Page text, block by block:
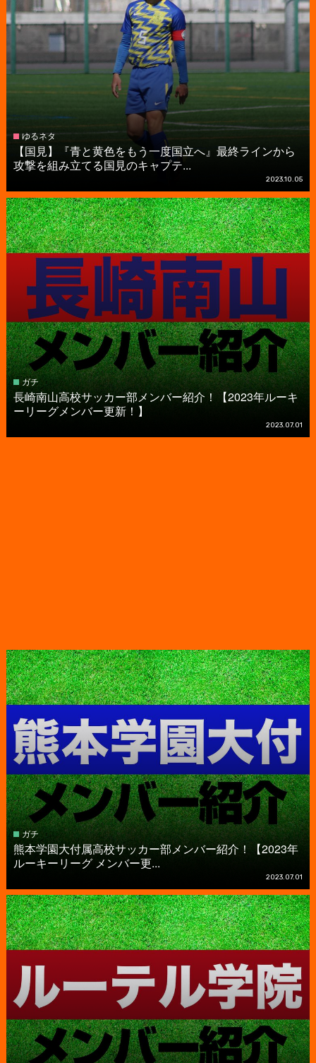
ゆるネタ
【国見】『青と黄色をもう一度国立へ』最終ラインから
攻撃を組み立てる国見のキャプテ...
2023.10.05
ガチ
長崎南山高校サッカー部メンバー紹介！【2023年ルーキ
ーリーグメンバー更新！】
2023.07.01
ガチ
熊本学園大付属高校サッカー部メンバー紹介！【2023年
ルーキーリーグ メンバー更...
2023.07.01